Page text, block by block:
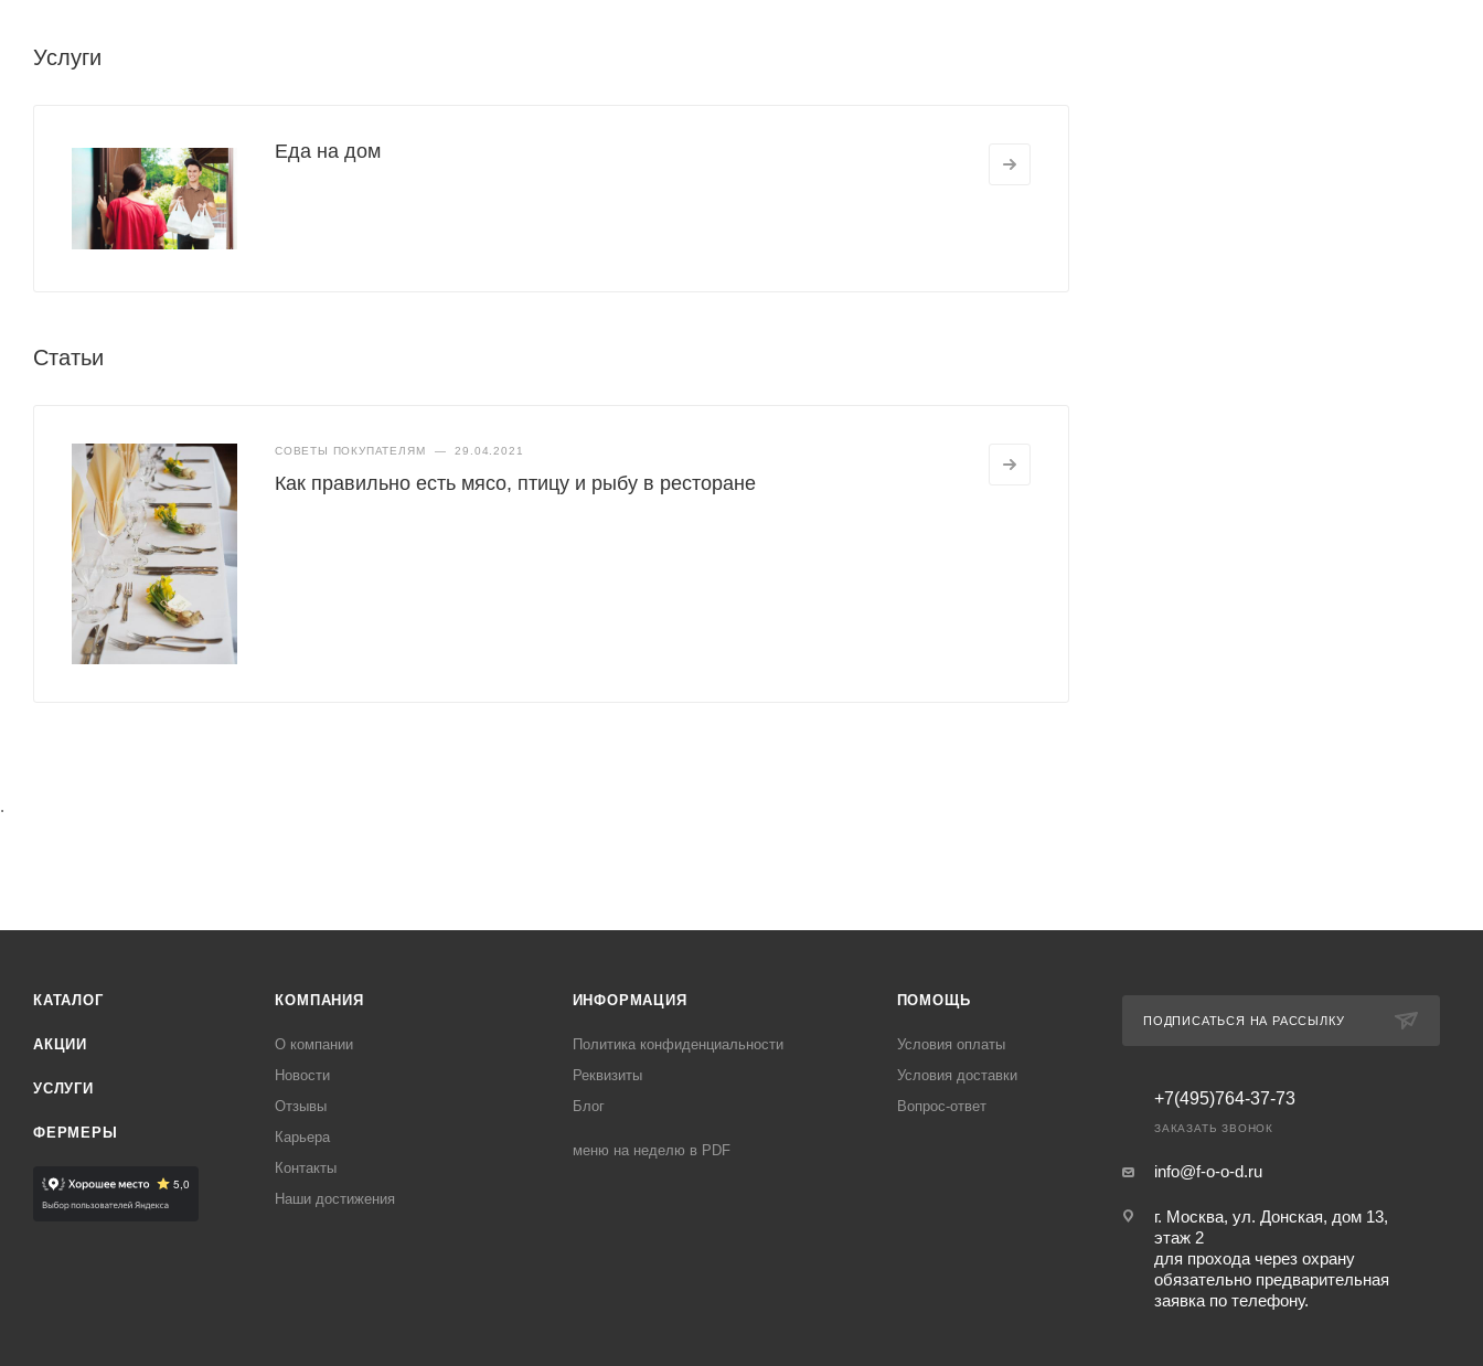
Услуги
Еда на дом
Статьи
СОВЕТЫ ПОКУПАТЕЛЯМ — 29.04.2021
Как правильно есть мясо, птицу и рыбу в ресторане
.
КАТАЛОГ
АКЦИИ
УСЛУГИ
ФЕРМЕРЫ
КОМПАНИЯ
О компании
Новости
Отзывы
Карьера
Контакты
Наши достижения
ИНФОРМАЦИЯ
Политика конфиденциальности
Реквизиты
Блог
меню на неделю в PDF
ПОМОЩЬ
Условия оплаты
Условия доставки
Вопрос-ответ
ПОДПИСАТЬСЯ НА РАССЫЛКУ
+7(495)764-37-73
ЗАКАЗАТЬ ЗВОНОК
info@f-o-o-d.ru
г. Москва, ул. Донская, дом 13,
этаж 2
для прохода через охрану
обязательно предварительная
заявка по телефону.